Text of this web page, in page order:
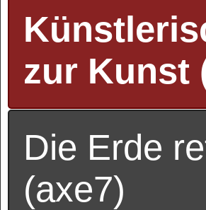
zur Kunst
Die Erde
(axe7)